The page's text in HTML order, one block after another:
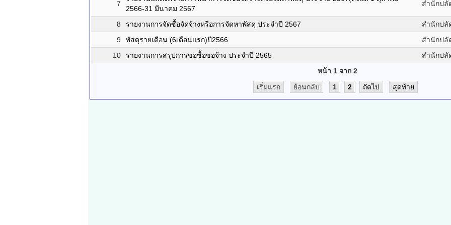
7
2566-31 มีนาคม 2567
สำนักปลั
8 รายงานการจัดซื้อจัดจ้างหรือการจัดหาพัสดุ ประจำปี 2567 สำนักปลั
9
พัสดุรายเดือน (6เดือนแรก)ปี2566 สำนักปลั
10
รายงานการสรุปการขอซื้อขอจ้าง ประจำปี 2565 สำนักปลั
หน้า 1 จาก 2
เริ่มแรก
ย้อนกลับ 1 2 ถัดไป สุดท้าย